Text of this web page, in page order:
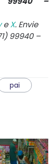
eX. Envie
99940 –
pai